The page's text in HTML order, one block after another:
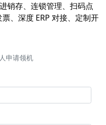
销存、连锁管理、扫码点
、深度 ERP 对接、定制开
人申请领机